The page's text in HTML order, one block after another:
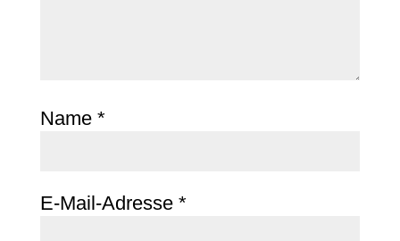
Name *
E-Mail-Adresse *